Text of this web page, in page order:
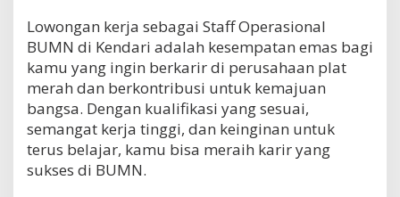
Lowongan kerja sebagai Staff Operasional
BUMN di Kendari adalah kesempatan emas bagi
kamu yang ingin berkarir di perusahaan plat
merah dan berkontribusi untuk kemajuan
bangsa. Dengan kualifikasi yang sesuai,
semangat kerja tinggi, dan keinginan untuk
terus belajar, kamu bisa meraih karir yang
sukses di BUMN.